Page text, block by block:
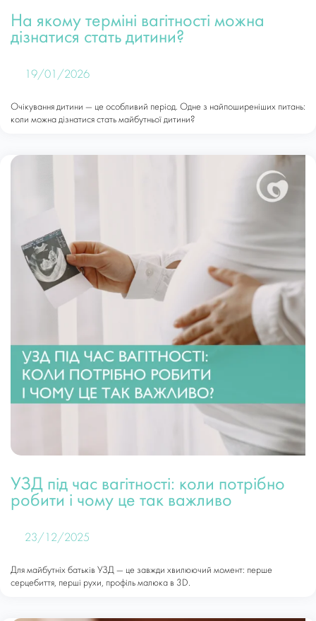
На якому терміні вагітності можна
дізнатися стать дитини?
19/01/2026
Очікування дитини — це особливий період. Одне з найпоширеніших питань:
коли можна дізнатися стать майбутньої дитини?
УЗД під час вагітності: коли потрібно
робити і чому це так важливо
23/12/2025
Для майбутніх батьків УЗД — це завжди хвилюючий момент: перше
серцебиття, перші рухи, профіль малюка в 3D.